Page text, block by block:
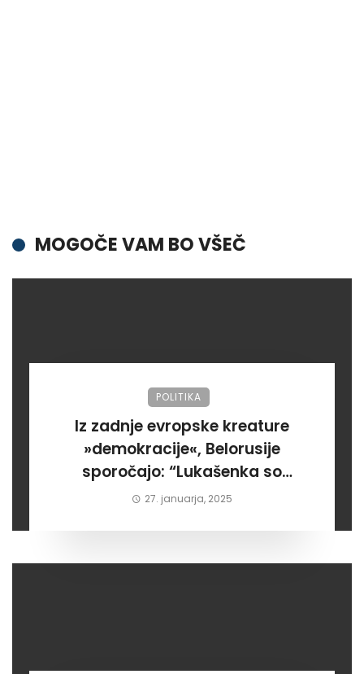
MOGOČE VAM BO VŠEČ
POLITIKA
Iz zadnje evropske kreature
»demokracije«, Belorusije
sporočajo: “Lukašenka so
razglasili za zmagovalca
27. januarja, 2025